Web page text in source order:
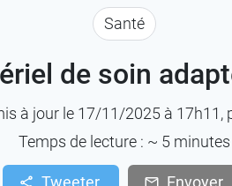
Santé
de soin
à jour le 17/11/2025 à
Temps de lecture : ~ 5 minutes
Tweeter Envoyer